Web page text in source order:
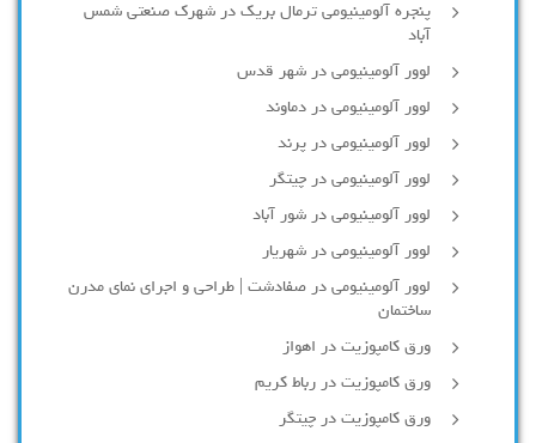
پنجره آلومینیومی ترمال بریک در شهرک صنعتی شمس
آباد
لوور آلومینیومی در شهر قدس
لوور آلومینیومی در دماوند
لوور آلومینیومی در پرند
لوور آلومینیومی در چیتگر
لوور آلومینیومی در شور آباد
لوور آلومينيومي در شهريار
لوور آلومینیومی در صفادشت | طراحی و اجرای نمای مدرن
ساختمان
ورق کامپوزیت در اهواز
ورق کامپوزیت در رباط کریم
ورق کامپوزیت در چیتگر